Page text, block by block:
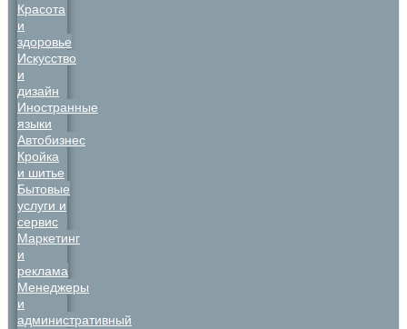
Красота
и
здоровье
Искусство
и
дизайн
Иностранные
языки
Автобизнес
Кройка
и шитье
Бытовые
услуги и
сервис
Маркетинг
и
реклама
Менеджеры
и
административный